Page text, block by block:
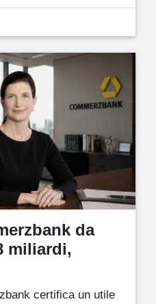
da
miliardi,
certifica un utile